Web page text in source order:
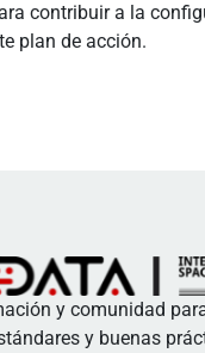
contribuir a la
plan de acción.
y comunidad
y buenas